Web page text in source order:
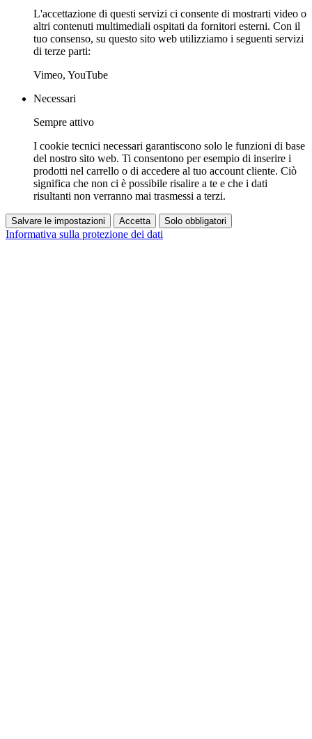
L'accettazione di questi servizi ci consente di mostrarti video o
altri contenuti multimediali ospitati da fornitori esterni. Con il
tuo consenso, su questo sito web utilizziamo i seguenti servizi
di terze parti:
Vimeo, YouTube
Necessari
Sempre attivo
I cookie tecnici necessari garantiscono solo le funzioni di base
del nostro sito web. Ti consentono per esempio di inserire i
prodotti nel carrello o di accedere al tuo account cliente. Ciò
significa che non ci è possibile risalire a te e che i dati
risultanti non verranno mai trasmessi a terzi.
Salvare le impostazioni Accetta Solo obbligatori
Informativa sulla protezione dei dati